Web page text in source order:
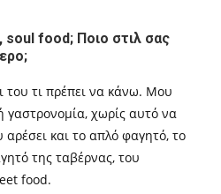
soul food; Ποιο στιλ σας
του τι πρέπει να κάνω. Μου
χωρίς αυτό να
αρέσει και το απλό φαγητό, το
της ταβέρνας, του
food.